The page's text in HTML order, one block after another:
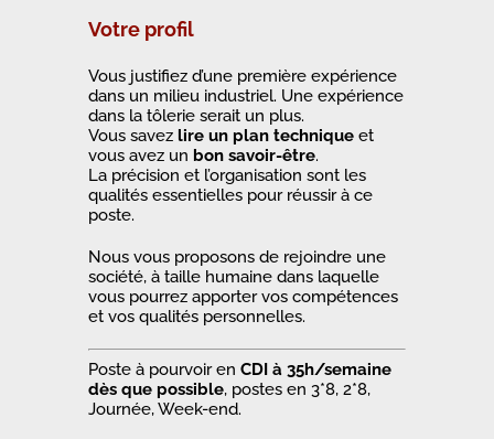
Votre profil
Vous justifiez d’une première expérience
dans un milieu industriel. Une expérience
dans la tôlerie serait un plus.
Vous savez lire un plan technique et
vous avez un bon savoir-être.
La précision et l’organisation sont les
qualités essentielles pour réussir à ce
poste.
Nous vous proposons de rejoindre une
société, à taille humaine dans laquelle
vous pourrez apporter vos compétences
et vos qualités personnelles.
Poste à pourvoir en CDI à 35h/semaine
dès que possible, postes en 3*8, 2*8,
Journée, Week-end.